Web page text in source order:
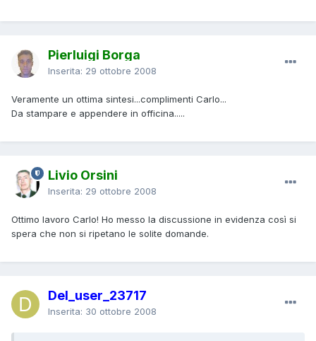
Pierluigi Borga
Inserita: 29 ottobre 2008
Veramente un ottima sintesi...complimenti Carlo...
Da stampare e appendere in officina.....
Livio Orsini
Inserita: 29 ottobre 2008
Ottimo lavoro Carlo! Ho messo la discussione in evidenza così si
spera che non si ripetano le solite domande.
Del_user_23717
Inserita: 30 ottobre 2008